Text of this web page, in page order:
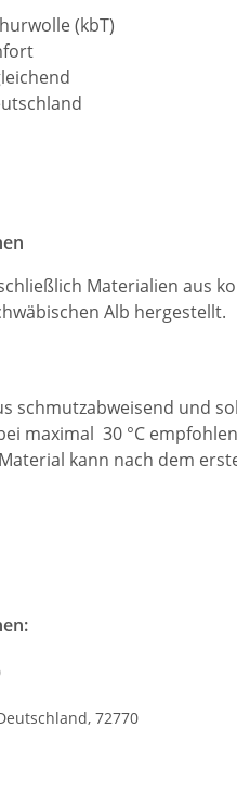
(kbT)
Materialien aus
Alb hergestellt.
schmutzabweisend und
maximal 30 °C
kann nach dem
72770